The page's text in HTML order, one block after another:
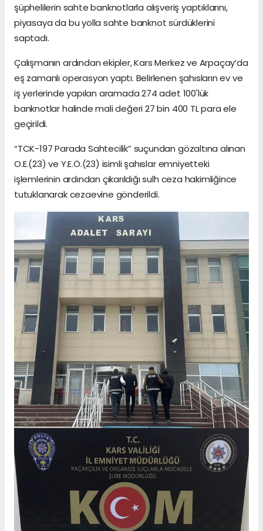
şüphelilerin sahte banknotlarla alışveriş yaptıklarını,
piyasaya da bu yolla sahte banknot sürdüklerini
saptadı.
Çalışmanın ardından ekipler, Kars Merkez ve Arpaçay’da
eş zamanlı operasyon yaptı. Belirlenen şahısların ev ve
iş yerlerinde yapılan aramada 274 adet 100'lük
banknotlar halinde mali değeri 27 bin 400 TL para ele
geçirildi.
“TCK-197 Parada Sahtecilik” suçundan gözaltına alınan
O.E.(23) ve Y.E.Ö.(23) isimli şahıslar emniyetteki
işlemlerinin ardından çıkarıldığı sulh ceza hakimliğince
tutuklanarak cezaevine gönderildi.